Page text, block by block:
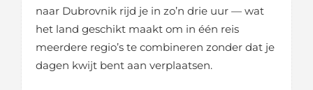
naar Dubrovnik rijd je in zo’n drie uur — wat
het land geschikt maakt om in één reis
meerdere regio’s te combineren zonder dat je
dagen kwijt bent aan verplaatsen.